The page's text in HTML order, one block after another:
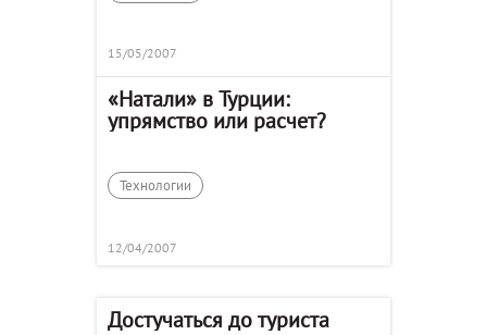
15/05/2007
«Натали» в Турции:
упрямство или расчет?
Технологии
12/04/2007
Достучаться до туриста